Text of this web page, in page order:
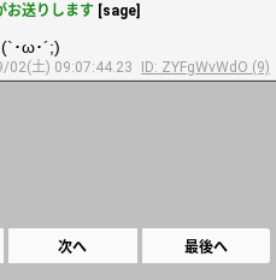
お送りします [sage]
･ω･´;)
02(土) 09:07:44.23 ID: ZYFgWvWdO (9)
次へ 最後へ